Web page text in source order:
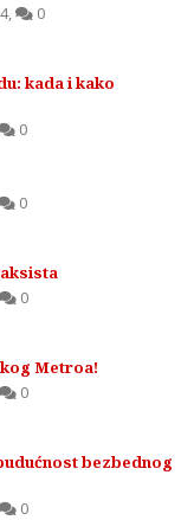
, 0
kada i kako
0
0
0
Metroa!
0
bezbednog
0